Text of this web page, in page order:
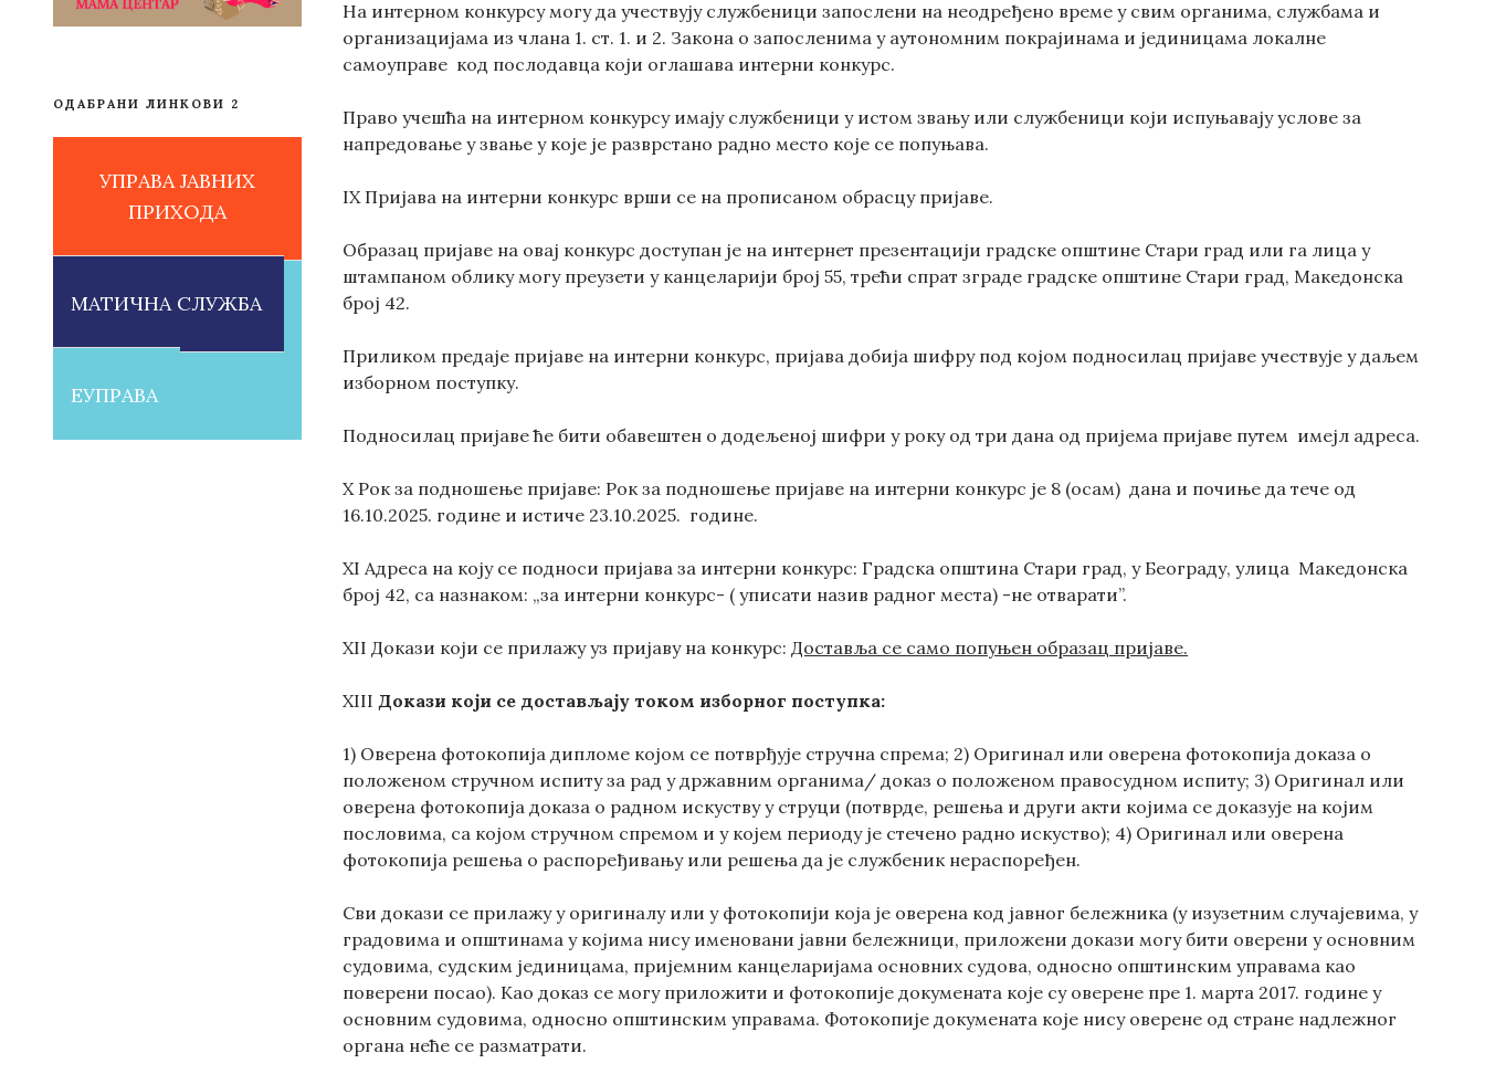
ОДАБРАНИ ЛИНКОВИ 2
УПРАВА ЈАВНИХ
ПРИХОДА
МАТИЧНА СЛУЖБА
ЕУПРАВА
На интерном конкурсу могу да учествују службеници запослени на неодређено време у свим органима, службама и
организацијама из члана 1. ст. 1. и 2. Закона о запосленима у аутономним покрајинама и јединицама локалне
самоуправе код послодавца који оглашава интерни конкурс.
Право учешћа на интерном конкурсу имају службеници у истом звању или службеници који испуњавају услове за
напредовање у звање у које је разврстано радно место које се попуњава.
IX Пријава на интерни конкурс врши се на прописаном обрасцу пријаве.
Образац пријаве на овај конкурс доступан је на интернет презентацији градске општине Стари град или га лица у
штампаном облику могу преузети у канцеларији број 55, трећи спрат зграде градске општине Стари град, Македонска
број 42.
Приликом предаје пријаве на интерни конкурс, пријава добија шифру под којом подносилац пријаве учествује у даљем
изборном поступку.
Подносилац пријаве ће бити обавештен о додељеној шифри у року од три дана од пријема пријаве путем имејл адреса.
X Рок за подношење пријаве: Рок за подношење пријаве на интерни конкурс је 8 (осам) дана и почиње да тече од
16.10.2025. године и истиче 23.10.2025. године.
XI Адреса на коју се подноси пријава за интерни конкурс: Градска општина Стари град, у Београду, улица Македонска
број 42, са назнаком: „за интерни конкурс- ( уписати назив радног места) -не отварати”.
XII Докази који се прилажу уз пријаву на конкурс:Доставља се само попуњен образац пријаве.
XIIIДокази који се достављају током изборног поступка:
1) Оверена фотокопија дипломе којом се потврђује стручна спрема; 2) Оригинал или оверена фотокопија доказа о
положеном стручном испиту за рад у државним органима/ доказ о положеном правосудном испиту; 3) Оригинал или
оверена фотокопија доказа о радном искуству у струци (потврде, решења и други акти којима се доказује на којим
пословима, са којом стручном спремом и у којем периоду је стечено радно искуство); 4) Оригинал или оверена
фотокопија решења о распоређивању или решења да је службеник нераспоређен.
Сви докази се прилажу у оригиналу или у фотокопији која је оверена код јавног бележника (у изузетним случајевима, у
градовима и општинама у којима нису именовани јавни бележници, приложени докази могу бити оверени у основним
судовима, судским јединицама, пријемним канцеларијама основних судова, односно општинским управама као
поверени посао). Као доказ се могу приложити и фотокопије докумената које су оверене пре 1. марта 2017. године у
основним судовима, односно општинским управама. Фотокопије докумената које нису оверене од стране надлежног
органа неће се разматрати.